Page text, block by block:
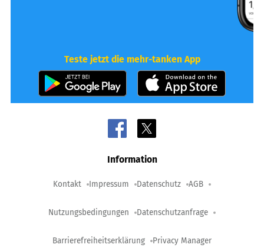
Teste jetzt die mehr-tanken App
Information
Kontakt Impressum Datenschutz AGB
Nutzungsbedingungen Datenschutzanfrage
Barrierefreiheitserklärung Privacy Manager